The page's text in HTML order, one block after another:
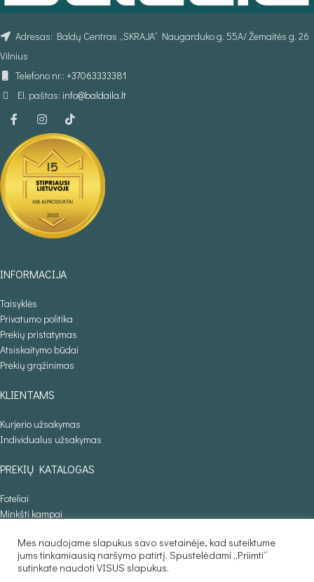
Adresas: Baldų Centras „SKRAJA“ Naugarduko g. 55A/ Žemaitės g. 26
Vilnius
Telefono nr.: +37063333381
El. paštas: info@baldaila.lt
INFORMACIJA
Taisyklės
Privatumo politika
Prekių pristatymas
Atsiskaitymo būdai
Prekių grąžinimas
KLIENTAMS
Kurjerio užsakymas
Individualus užsakymas
PREKIŲ KATALOGAS
Foteliai
Minkšti kampai
Sofos lovos
Stalai
Baldaila.lt © 2025
Mes naudojame slapukus savo svetainėje, kad suteiktume
jums tinkamiausią naršymo patirtį. Spustelėdami „Priimti“
sutinkate naudoti VISUS slapukus.